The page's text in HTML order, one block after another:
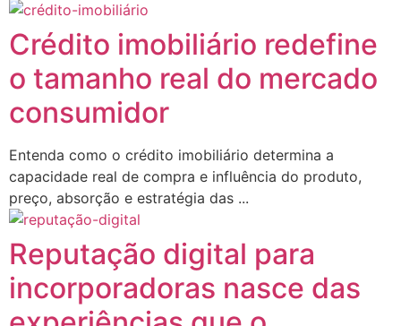
Crédito imobiliário redefine
o tamanho real do mercado
consumidor
Entenda como o crédito imobiliário determina a
capacidade real de compra e influência do produto,
preço, absorção e estratégia das ...
Reputação digital para
incorporadoras nasce das